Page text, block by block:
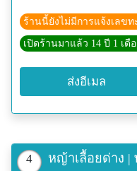
ร้านนี้ยังไม่มีการแจ้งเลข
เปิดร้านมาแล้ว 14 ปี 1 เดื
ส่งอีเมล
4 หญ้าเลื้อยด่าง |